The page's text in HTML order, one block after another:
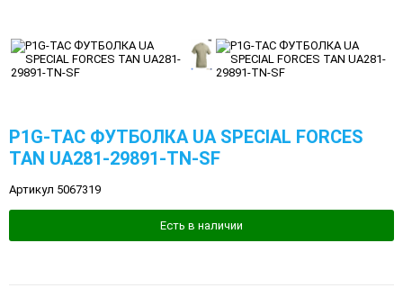
P1G-TAC ФУТБОЛКА UA SPECIAL FORCES
TAN UA281-29891-TN-SF
Артикул 5067319
Есть в наличии